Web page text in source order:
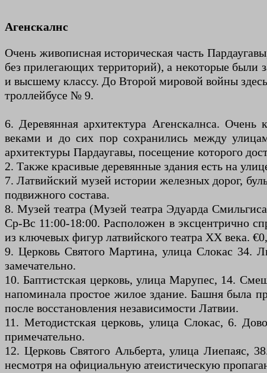
Агенскалнс
Очень живописная историческая часть
без прилегающих территорий), а некоторые были
и высшему классу. До Второй мировой войны
троллейбусе № 9.
6. Деревянная архитектура Агенскалнса.
веками и до сих пор сохранились между
архитектуры Пардаугавы, посещение которого
2. Также красивые деревянные здания есть на
7. Латвийский музей истории железных дорог,
подвижного состава.
8. Музей театра (Музей театра Эдуарда
Ср-Вс 11:00-18:00. Расположен в эксцентрично
из ключевых фигур латвийского театра XX века.
9. Церковь Святого Мартина, улица Слокас 34.
замечательно.
10. Баптистская церковь, улица Марупес, 14.
напоминала простое жилое здание. Башня была
после восстановления независимости Латвии.
11. Методистская церковь, улица Слокас, 6.
примечательно.
12. Церковь Святого Альберта, улица Лиепаяс,
несмотря на официальную атеистическую